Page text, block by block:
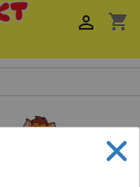
shopping_cart
